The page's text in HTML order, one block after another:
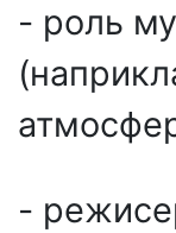
- роль
-